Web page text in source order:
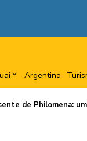
Argentina
de Philomena: